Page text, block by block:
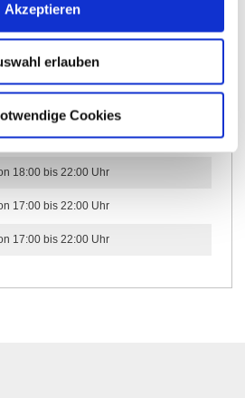
Akzeptieren
erlauben
Cookies
18:00 bis 22:00 Uhr
17:00 bis 22:00 Uhr
17:00 bis 22:00 Uhr